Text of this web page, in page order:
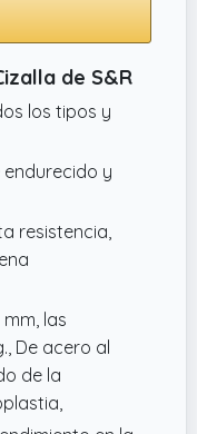
de S&R
los tipos y
y
resistencia,
las
De acero al
de la